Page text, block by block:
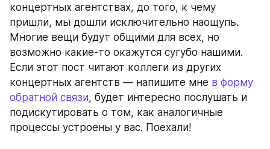
концертных агентствах, до того, к чему
пришли, мы дошли исключительно наощупь.
Многие вещи будут общими для всех, но
возможно какие-то окажутся сугубо нашими.
Если этот пост читают коллеги из других
концертных агентств — напишите мне в форму
обратной связи, будет интересно послушать и
подискутировать о том, как аналогичные
процессы устроены у вас. Поехали!